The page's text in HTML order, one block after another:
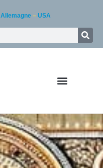
Allemagne – USA